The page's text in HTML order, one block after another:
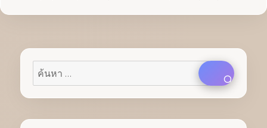
ค้นหา:
ค้นหา